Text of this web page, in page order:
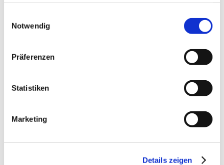
Notwendig
Präferenzen
Statistiken
Marketing
Details zeigen
838-fahrplan-der-ovg.pdf
PDF-Dokument [37.7 KB]
854-fahrplan-der-ovg.pdf